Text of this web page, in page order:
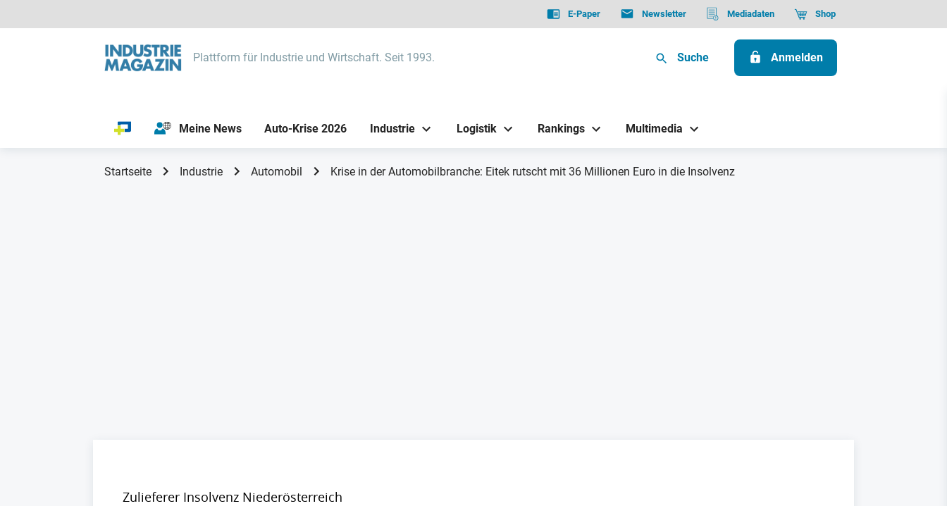
E-Paper Newsletter Mediadaten Shop
Plattform für Industrie und Wirtschaft. Seit 1993. Suche Anmelden
Meine News Auto-Krise 2026 Industrie Logistik Rankings Multimedia
Startseite Industrie Automobil Krise in der Automobilbranche: Eitek rutscht mit 36 Millionen Euro in die Insolvenz
Zulieferer Insolvenz Niederösterreich